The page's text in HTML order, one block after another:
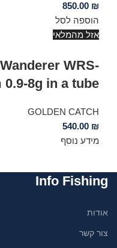
850.00 ₪
הוספה לסל
אזל מהמלאי
WRS-
0.9-8g in a tube
GOLDEN CATCH
540.00 ₪
מידע נוסף
Info Fishing
אודות
צור קשר